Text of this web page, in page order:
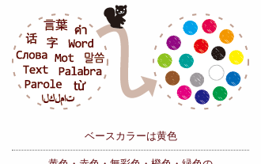
ベースカラーは黄色